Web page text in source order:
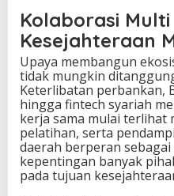
Kolaborasi
Kesejahteraan
Upaya membangun
tidak mungkin
Keterlibatan perbankan,
hingga fintech syariah
kerja sama mulai terlihat
pelatihan, serta
daerah berperan
kepentingan banyak
pada tujuan